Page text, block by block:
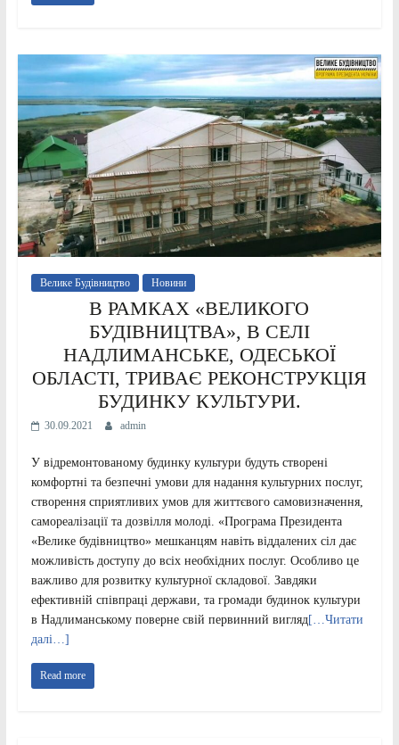
Велике Будівництво Новини
В РАМКАХ «ВЕЛИКОГО
БУДІВНИЦТВА», В СЕЛІ
НАДЛИМАНСЬКЕ, ОДЕСЬКОЇ
ОБЛАСТІ, ТРИВАЄ РЕКОНСТРУКЦІЯ
БУДИНКУ КУЛЬТУРИ.
30.09.2021 admin
У відремонтованому будинку культури будуть створені
комфортні та безпечні умови для надання культурних послуг,
створення сприятливих умов для життєвого самовизначення,
самореалізації та дозвілля молоді. «Програма Президента
«Велике будівництво» мешканцям навіть віддалених сіл дає
можливість доступу до всіх необхідних послуг. Особливо це
важливо для розвитку культурної складової. Завдяки
ефективній співпраці держави, та громади будинок культури
в Надлиманському поверне свій первинний вигляд[…Читати
далі…]
Read more